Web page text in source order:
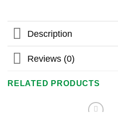
Description
Reviews (0)
RELATED PRODUCTS